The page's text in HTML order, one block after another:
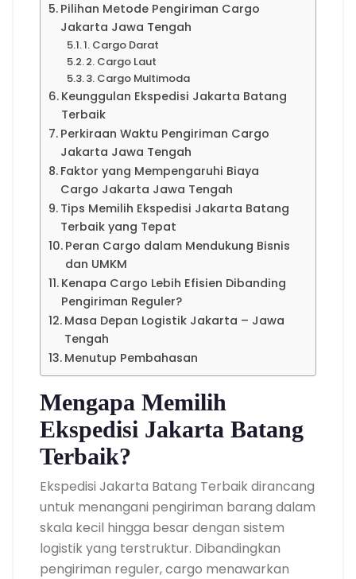
Pilihan Metode Pengiriman Cargo
Jakarta Jawa Tengah
1. Cargo Darat
2. Cargo Laut
3. Cargo Multimoda
Keunggulan Ekspedisi Jakarta Batang
Terbaik
Perkiraan Waktu Pengiriman Cargo
Jakarta Jawa Tengah
Faktor yang Mempengaruhi Biaya
Cargo Jakarta Jawa Tengah
Tips Memilih Ekspedisi Jakarta Batang
Terbaik yang Tepat
Peran Cargo dalam Mendukung Bisnis
dan UMKM
Kenapa Cargo Lebih Efisien Dibanding
Pengiriman Reguler?
Masa Depan Logistik Jakarta – Jawa
Tengah
Menutup Pembahasan
Mengapa Memilih
Ekspedisi Jakarta Batang
Terbaik?
Ekspedisi Jakarta Batang Terbaik dirancang
untuk menangani pengiriman barang dalam
skala kecil hingga besar dengan sistem
logistik yang terstruktur. Dibandingkan
pengiriman reguler, cargo menawarkan